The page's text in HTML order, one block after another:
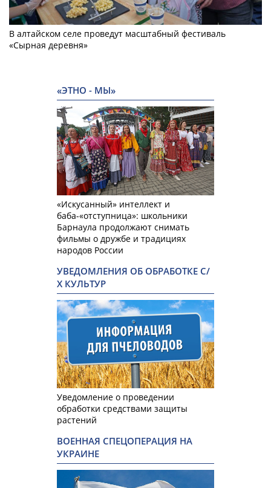
В алтайском селе проведут масштабный фестиваль
«Сырная деревня»
«ЭТНО - МЫ»
«Искусанный» интеллект и
баба-«отступница»: школьники
Барнаула продолжают снимать
фильмы о дружбе и традициях
народов России
УВЕДОМЛЕНИЯ ОБ ОБРАБОТКЕ С/
Х КУЛЬТУР
Уведомление о проведении
обработки средствами защиты
растений
ВОЕННАЯ СПЕЦОПЕРАЦИЯ НА
УКРАИНЕ